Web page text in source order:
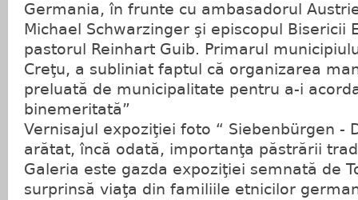
Germania, în frunte cu ambasadorul
Michael Schwarzinger şi episcopul Bisericii
pastorul Reinhart Guib. Primarul
Creţu, a subliniat faptul că organizarea
preluată de municipalitate pentru a-i
binemeritată”
Vernisajul expoziţiei foto “ Siebenbürgen -
arătat, încă odată, importanţa păstrării
Galeria este gazda expoziţiei semnată de
surprinsă viaţa din familiile etnicilor